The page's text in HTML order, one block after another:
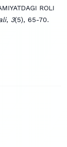
ROLI
, 3(5), 65-70.